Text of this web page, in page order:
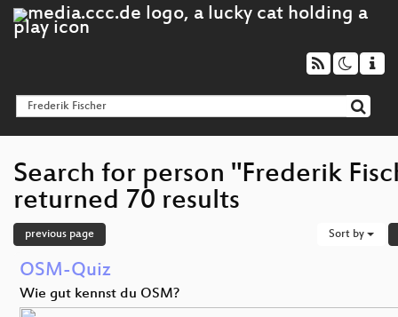
Search for person "Frederik
returned 70 results
previous page Sort by
OSM-Quiz
Wie gut kennst du OSM?